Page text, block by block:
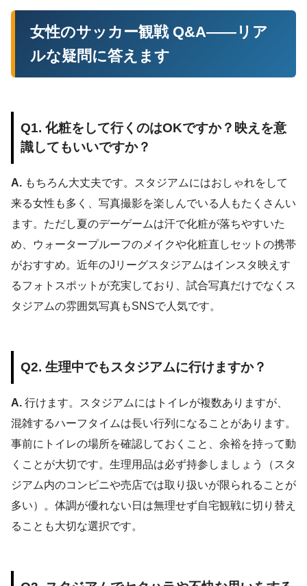
女性のサッカー観戦 Q&A——リア
ルな疑問に答えます
Q1. 化粧をして行くのはOKですか？映えを意
識してもいいですか？
A. もちろん大丈夫です。スタジアムにはおしゃれをして
来る女性も多く、写真撮影を楽しんでいる人もたくさんい
ます。ただし夏のデーゲームは汗で化粧が落ちやすいた
め、ウォータープルーフのメイクや化粧直しセットの携帯
がおすすめ。近年のJリーグスタジアムはインスタ映えす
るフォトスポットが充実しており、試合写真だけでなくス
タジアムの雰囲気写真もSNSで人気です。
Q2. 生理中でもスタジアムに行けますか？
A. 行けます。スタジアムにはトイレが複数ありますが、
混雑するハーフタイムは長い行列になることがあります。
事前にトイレの場所を確認しておくこと、余裕を持って動
くことが大切です。生理用品は必ず持参しましょう（スタ
ジアム内のコンビニや売店では取り扱いが限られることが
多い）。体調が優れない日は無理せず自宅観戦に切り替え
ることも大切な選択です。